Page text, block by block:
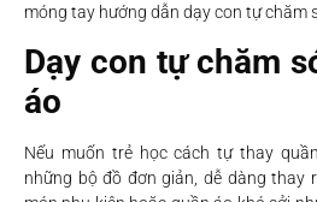
móng tay hướng dẫn dạy con tự chăm
Dạy con tự chăm
áo
Nếu muốn trẻ học cách tự thay
những bộ đồ đơn giản, dễ dàng thay